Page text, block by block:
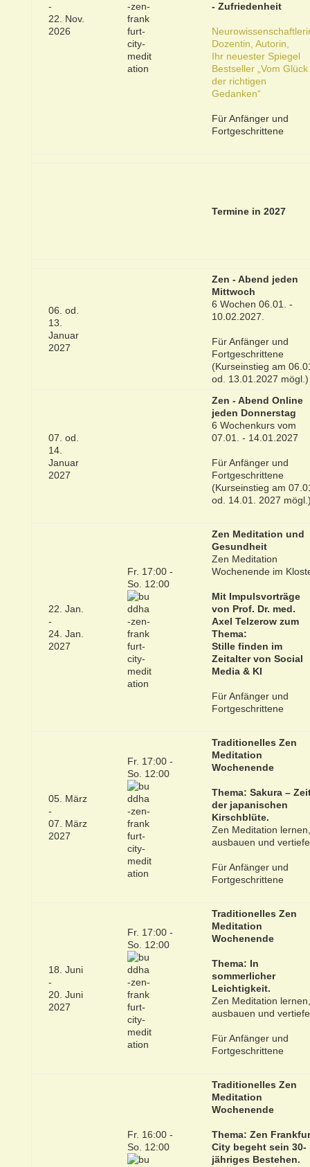
-
22. Nov.
2026
- Zufriedenheit
Dozentin, Autorin,
Ihr neuester Spiegel
Bestseller „Vom Glück
der richtigen
Gedanken“
Für Anfänger und
Fortgeschrittene
Termine in 2027
06. od.
13.
Januar
2027
Zen - Abend jeden
Mittwoch
6 Wochen 06.01. -
10.02.2027.
Für Anfänger und
Fortgeschrittene
(Kurseinstieg am
od. 13.01.2027 mögl.)
07. od.
14.
Januar
2027
Zen - Abend Online
jeden Donnerstag
6 Wochenkurs vom
07.01. - 14.01.2027
Für Anfänger und
Fortgeschrittene
(Kurseinstieg am
od. 14.01. 2027
22. Jan.
-
24. Jan.
2027
Fr. 17:00 -
So. 12:00
Zen Meditation und
Gesundheit
Zen Meditation
Wochenende im
Mit Impulsvorträge
von Prof. Dr. med.
Axel Telzerow zum
Thema:
Stille finden im
Zeitalter von Social
Media & KI
Für Anfänger und
Fortgeschrittene
05. März
-
07. März
2027
Fr. 17:00 -
So. 12:00
Traditionelles Zen
Meditation
Wochenende
Thema: Sakura –
der japanischen
Kirschblüte.
Zen Meditation lernen,
ausbauen und
Für Anfänger und
Fortgeschrittene
18. Juni
-
20. Juni
2027
Fr. 17:00 -
So. 12:00
Traditionelles Zen
Meditation
Wochenende
Thema: In
sommerlicher
Leichtigkeit.
Zen Meditation lernen,
ausbauen und
Für Anfänger und
Fortgeschrittene
Fr. 16:00 -
So. 12:00
Traditionelles Zen
Meditation
Wochenende
Thema: Zen
City begeht sein 30-
jähriges Bestehen.